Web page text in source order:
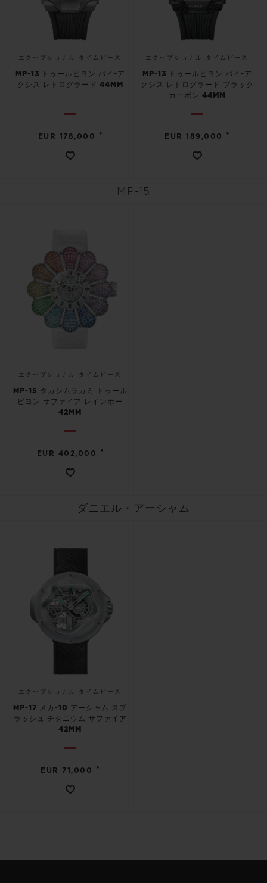
エクセプショナル タイムピース
MP-13 トゥールビヨン バイ-ア
クシス レトログラード 44MM
EUR 178,000 •
エクセプショナル タイムピース
MP-13 トゥールビヨン バイ-ア
クシス レトログラード ブラック
カーボン 44MM
EUR 189,000 •
MP-15
エクセプショナル タイムピース
MP-15 タカシムラカミ トゥール
ビヨン サファイア レインボー
42MM
EUR 402,000 •
ダニエル・アーシャム
エクセプショナル タイムピース
MP-17 メカ-10 アーシャム スプ
ラッシュ チタニウム サファイア
42MM
EUR 71,000 •